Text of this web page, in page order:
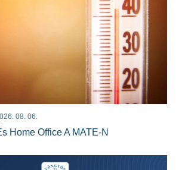
08. 06.
Home Office A MATE-N